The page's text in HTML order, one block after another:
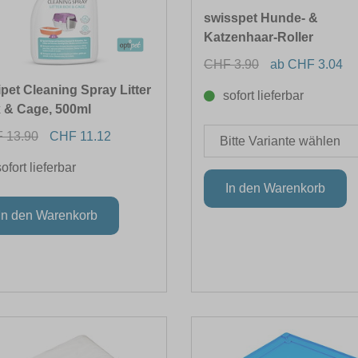
Cleaning Spray Litter
& Cage, 500ml
13.90
CHF 11.12
lieferbar
swisspet Hunde- &
Katzenhaar-Roller
CHF 3.90
ab CHF 3.04
sofort lieferbar